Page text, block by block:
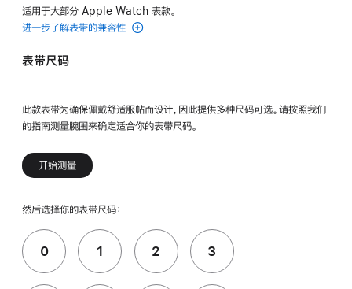
适用于大部分 Apple Watch 表款。
进一步了解表带的兼容性
表带尺码
此款表带为确保佩戴舒适服帖而设计，因此提供多种尺码可选。请按照我们
的指南测量腕围来确定适合你的表带尺码。
开始测量
然后选择你的表带尺码：
0 1 2 3